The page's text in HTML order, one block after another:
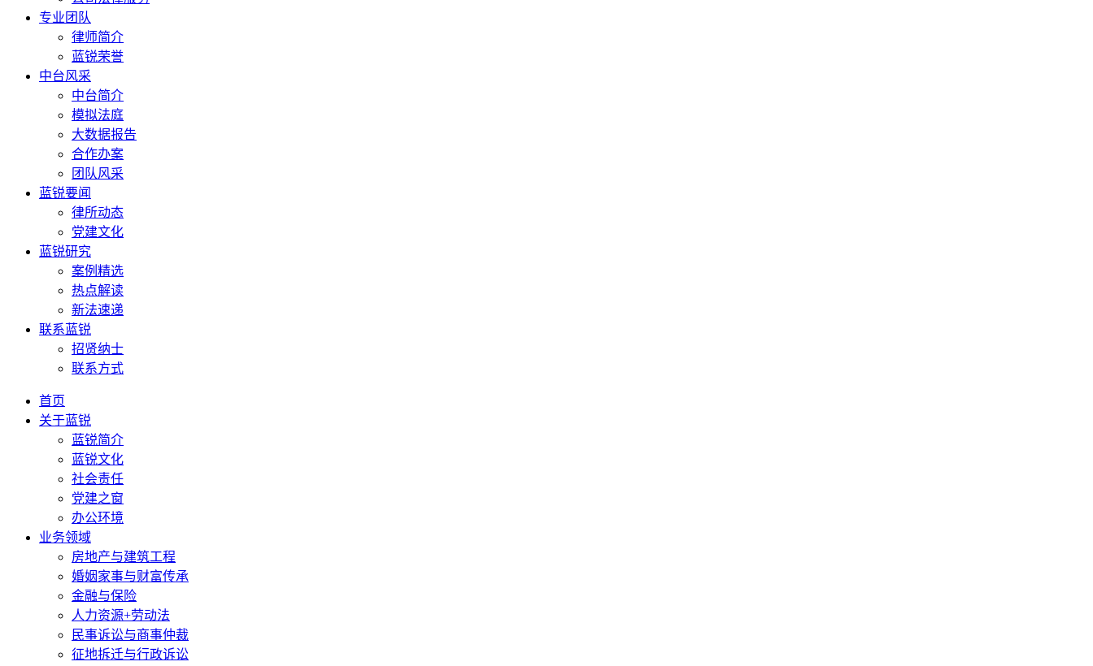
专业团队
律师简介
蓝锐荣誉
中台风采
中台简介
模拟法庭
大数据报告
合作办案
团队风采
蓝锐要闻
律所动态
党建文化
蓝锐研究
案例精选
热点解读
新法速递
联系蓝锐
招贤纳士
联系方式
首页
关于蓝锐
蓝锐简介
蓝锐文化
社会责任
党建之窗
办公环境
业务领域
房地产与建筑工程
婚姻家事与财富传承
金融与保险
人力资源+劳动法
民事诉讼与商事仲裁
征地拆迁与行政诉讼